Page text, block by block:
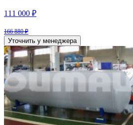
111 000 ₽
166 880 ₽
Уточнить у менеджера